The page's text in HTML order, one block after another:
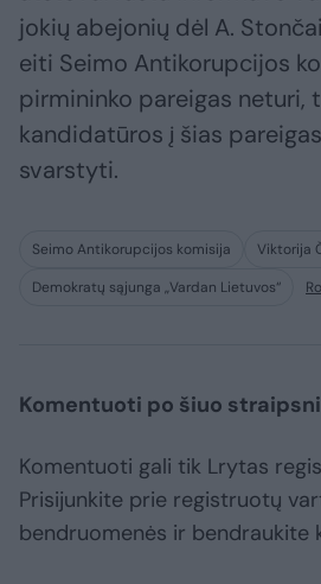
jokių abejonių dėl A.
eiti Seimo Antikorupcijos
pirmininko pareigas neturi,
kandidatūros į šias
svarstyti.
Seimo Antikorupcijos komisija
Viktorija
Demokratų sąjunga „Vardan Lietuvos“
Komentuoti po šiuo
Komentuoti gali tik Lrytas
Prisijunkite prie registruotų
bendruomenės ir bendraukite